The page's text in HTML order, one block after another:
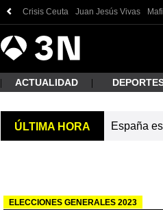
Crisis Ceuta Juan Jesús Vivas
3
Noticias
ACTUALIDAD
ÚLTIMA HORA España
ELECCIONES GENERALES 2023